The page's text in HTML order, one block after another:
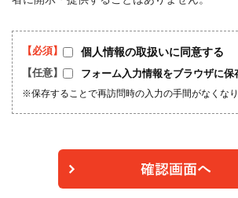
個人情報の取扱いに同意する
フォーム入力情報をブラウザに保
※保存することで再訪問時の入力の手間がなくなり